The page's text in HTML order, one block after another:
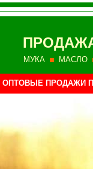
МУКА МАСЛО
ОПТОВЫЕ ПРОДАЖИ